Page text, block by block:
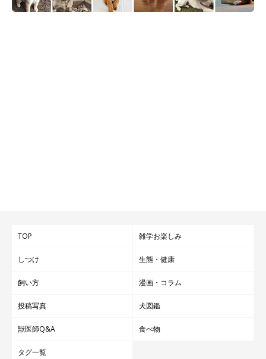
TOP 雑学お楽しみ
しつけ 生態・健康
飼い方 漫画・コラム
投稿写真 犬図鑑
獣医師Q&A 食べ物
タグ一覧